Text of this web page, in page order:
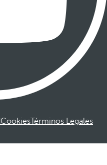
CookiesTérminos Legales